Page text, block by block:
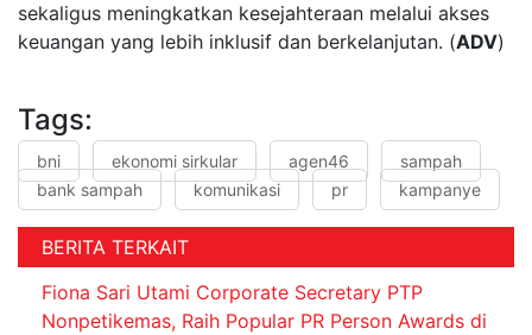
sekaligus meningkatkan kesejahteraan melalui akses
keuangan yang lebih inklusif dan berkelanjutan. (ADV)
Tags:
bni ekonomi sirkular agen46
sampah
bank sampah
komunikasi pr kampanye
BERITA TERKAIT
Fiona Sari Utami Corporate Secretary PTP
Nonpetikemas, Raih Popular PR Person Awards di